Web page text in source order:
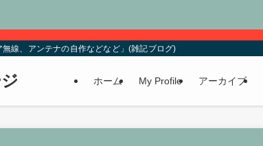
線、アンテナの自作などなど」(雑記ブログ)
ホーム My Profile アーカイブ